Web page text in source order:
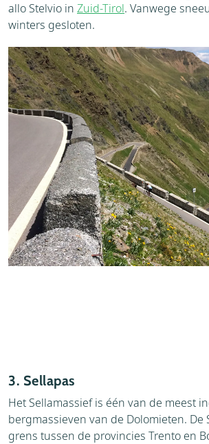
allo Stelvio in Zuid-Tirol. Vanwege
winters gesloten.
3. Sellapas
Het Sellamassief is één van de meest
bergmassieven van de Dolomieten. De
grens tussen de provincies Trento en